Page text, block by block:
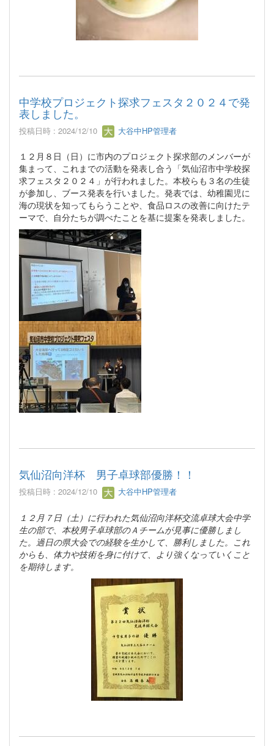
中学校プロジェクト探求フェスタ２０２４で発
表しました。
投稿日時 : 2024/12/10 大谷中HP管理者
１２月８日（日）に市内のプロジェクト探求部のメンバーが
集まって、これまでの活動を発表し合う「気仙沼市中学校探
求フェスタ２０２４」が行われました。本校らも３名の生徒
が参加し、ブース発表を行いました。発表では、幼稚園児に
海の現状を知ってもらうことや、食品ロスの改善に向けたテ
ーマで、自分たちが調べたことを基に提案を発表しました。
気仙沼向洋杯 男子卓球部優勝！！
投稿日時 : 2024/12/10 大谷中HP管理者
１２月７日（土）に行われた気仙沼向洋杯交流卓球大会中学
生の部で、本校男子卓球部のＡチームが見事に優勝しまし
た。過日の県大会での経験を生かして、勝利しました。これ
からも、体力や技術を身に付けて、より強くなっていくこと
を期待します。